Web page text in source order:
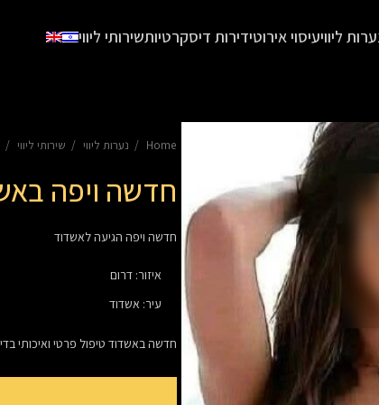
ליוויעיסוי אירוטידירות דיסקרטיותשירותי ליווי
Home נערות ליווי שירותי ליווי
חדשה ויפה
חדשה ויפה הגיעה לאשדוד
איזור: דרום
עיר: אשדוד
חדשה באשדוד טיפול פרטי ואיכותי